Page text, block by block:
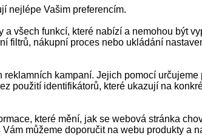
nejlépe Vašim preferencím.
všech funkcí, které nabízí a nemohou být
filtrů, nákupní proces nebo ukládání
kampaní. Jejich pomocí
použití identifikátorů, které ukazují na
které mění, jak se webová stránka
můžeme doporučit na webu produkty a